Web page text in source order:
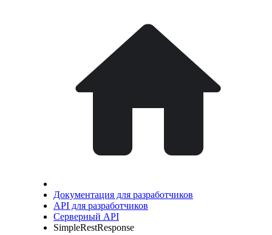
Документация для разработчиков
API для разработчиков
Серверный API
SimpleRestResponse